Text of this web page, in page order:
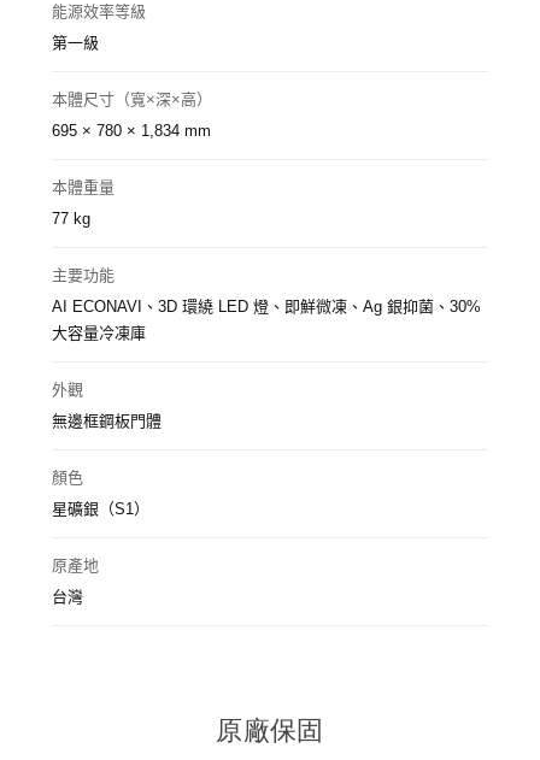
能源效率等級
第一級
本體尺寸（寬×深×高）
695 × 780 × 1,834 mm
本體重量
77 kg
主要功能
AI ECONAVI、3D 環繞 LED 燈、即鮮微凍、Ag 銀抑菌、30%
大容量冷凍庫
外觀
無邊框鋼板門體
顏色
星礦銀（S1）
原產地
台灣
原廠保固